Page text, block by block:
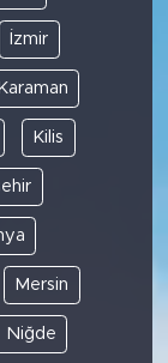
İzmir
Karaman
Kilis
Mersin
Niğde